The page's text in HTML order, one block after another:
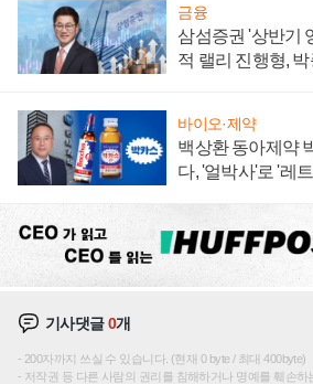
금융
삼섬증권 '상반기
적 랠리 진행형,
바이오·제약
백상환 동아제약
다, '얼박사'로 '레
기사댓글0개
200자까지 쓰실 수 있습니다. (현재 0 byte / 최대 400byte)
저작권 등 다른 사람의 권리를 침해하거나 명예를 훼손하